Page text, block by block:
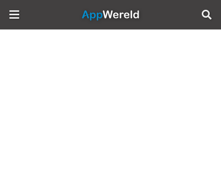
AppWereld